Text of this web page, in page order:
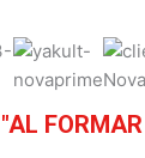
"AL